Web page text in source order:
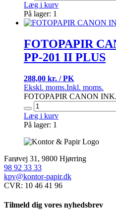
Læg i kurv
På lager: 1
FOTOPAPIR
PP-201 II PLUS
288,00 kr. / PK
Ekskl. moms.Inkl. moms.
FOTOPAPIR CANON
Læg i kurv
På lager: 1
Farøvej 31, 9800 Hjørring
98 92 33 33
kpv@kontor-papir.dk
CVR: 10 46 41 96
Tilmeld dig vores nyhedsbrev